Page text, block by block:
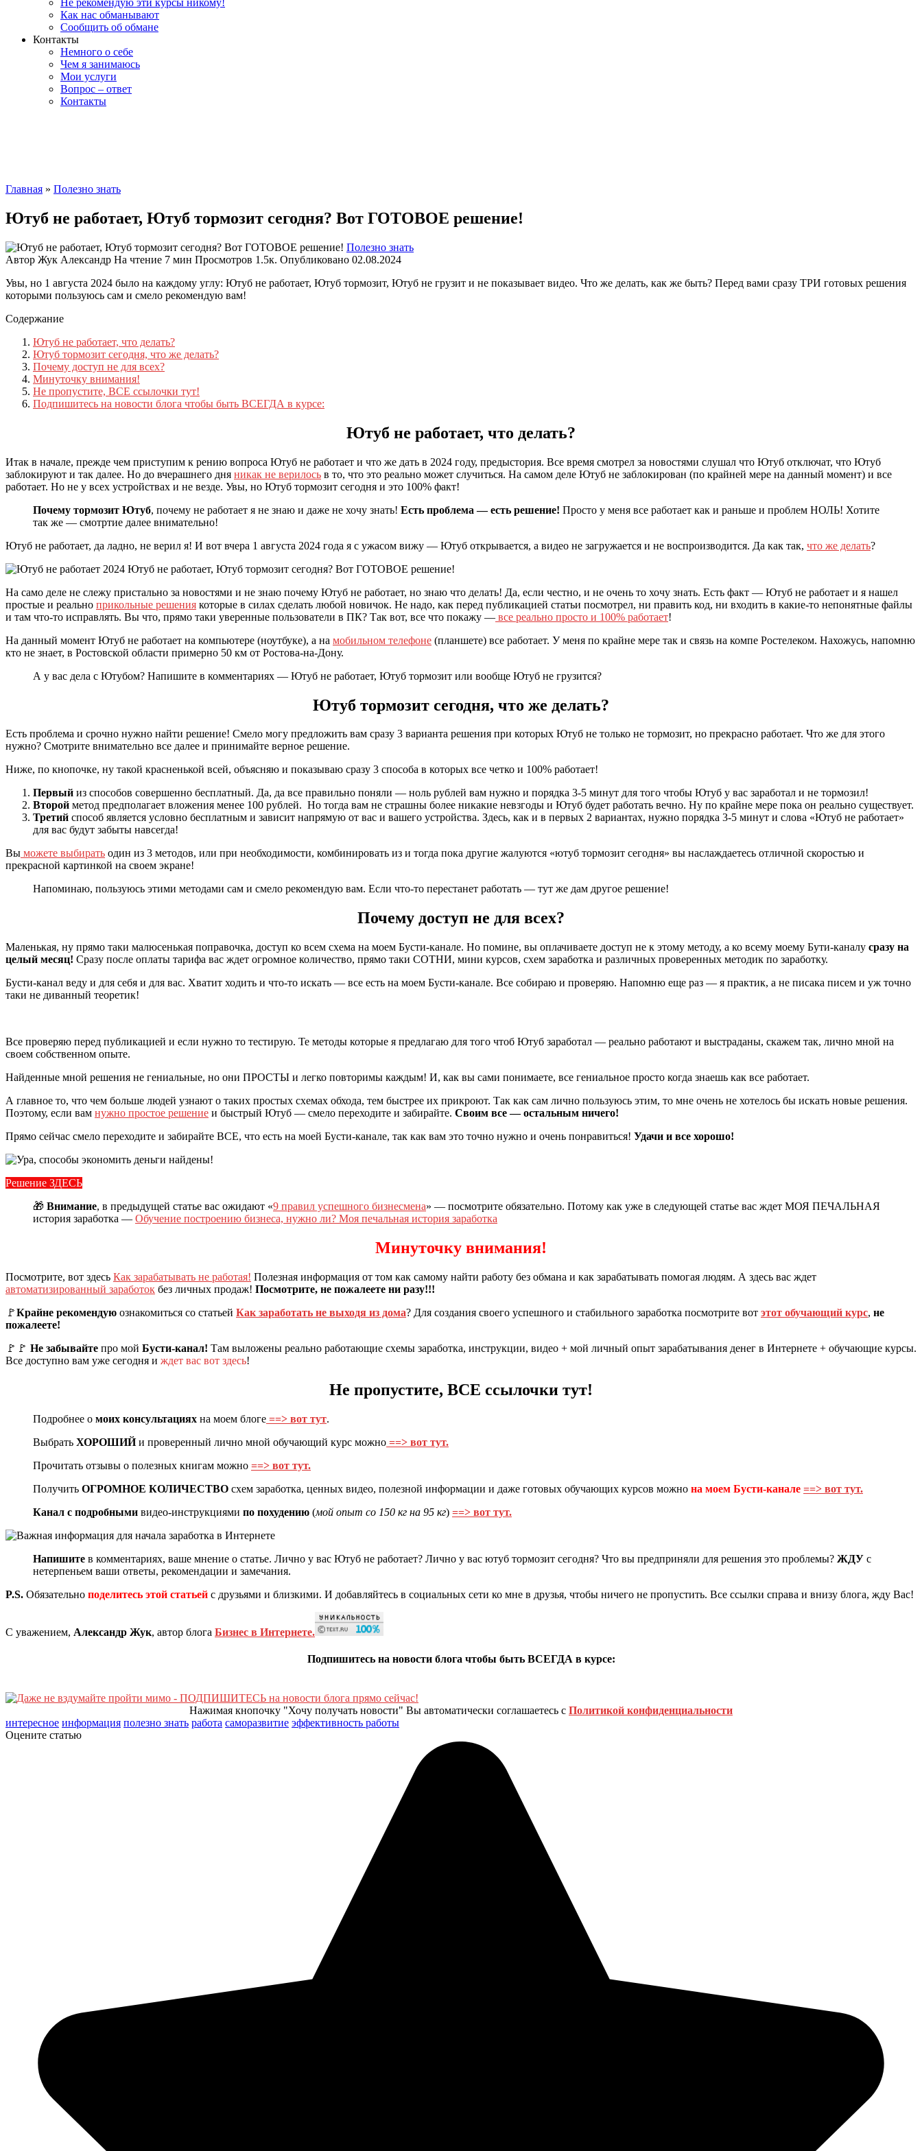
Не рекомендую эти курсы никому!
Как нас обманывают
Сообщить об обмане
Контакты
Немного о себе
Чем я занимаюсь
Мои услуги
Вопрос – ответ
Контакты
Главная » Полезно знать
Ютуб не работает, Ютуб тормозит сегодня? Вот ГОТОВОЕ решение!
Полезно знать
Автор Жук Александр На чтение 7 мин Просмотров 1.5к. Опубликовано 02.08.2024
Увы, но 1 августа 2024 было на каждому углу: Ютуб не работает, Ютуб тормозит, Ютуб не грузит и не показывает видео. Что же делать, как же быть? Перед вами сразу ТРИ готовых решения
которыми пользуюсь сам и смело рекомендую вам!
Содержание
Ютуб не работает, что делать?
Ютуб тормозит сегодня, что же делать?
Почему доступ не для всех?
Минуточку внимания!
Не пропустите, ВСЕ ссылочки тут!
Подпишитесь на новости блога чтобы быть ВСЕГДА в курсе:
Ютуб не работает, что делать?
Итак в начале, прежде чем приступим к рению вопроса Ютуб не работает и что же дать в 2024 году, предыстория. Все время смотрел за новостями слушал что Ютуб отключат, что Ютуб
заблокируют и так далее. Но до вчерашнего дня никак не верилось в то, что это реально может случиться. На самом деле Ютуб не заблокирован (по крайней мере на данный момент) и все
работает. Но не у всех устройствах и не везде. Увы, но Ютуб тормозит сегодня и это 100% факт!
Почему тормозит Ютуб, почему не работает я не знаю и даже не хочу знать! Есть проблема — есть решение! Просто у меня все работает как и раньше и проблем НОЛЬ! Хотите
так же — смотртие далее внимательно!
Ютуб не работает, да ладно, не верил я! И вот вчера 1 августа 2024 года я с ужасом вижу — Ютуб открывается, а видео не загружается и не воспроизводится. Да как так, что же делать?
На само деле не слежу пристально за новостями и не знаю почему Ютуб не работает, но знаю что делать! Да, если честно, и не очень то хочу знать. Есть факт — Ютуб не работает и я нашел
простые и реально прикольные решения которые в силах сделать любой новичок. Не надо, как перед публикацией статьи посмотрел, ни править код, ни входить в какие-то непонятные файлы
и там что-то исправлять. Вы что, прямо таки уверенные пользователи в ПК? Так вот, все что покажу — все реально просто и 100% работает!
На данный момент Ютуб не работает на компьютере (ноутбуке), а на мобильном телефоне (планшете) все работает. У меня по крайне мере так и связь на компе Ростелеком. Нахожусь, напомню
кто не знает, в Ростовской области примерно 50 км от Ростова-на-Дону.
А у вас дела с Ютубом? Напишите в комментариях — Ютуб не работает, Ютуб тормозит или вообще Ютуб не грузится?
Ютуб тормозит сегодня, что же делать?
Есть проблема и срочно нужно найти решение! Смело могу предложить вам сразу 3 варианта решения при которых Ютуб не только не тормозит, но прекрасно работает. Что же для этого
нужно? Смотрите внимательно все далее и принимайте верное решение.
Ниже, по кнопочке, ну такой красненькой всей, объясняю и показываю сразу 3 способа в которых все четко и 100% работает!
Первый из способов совершенно бесплатный. Да, да все правильно поняли — ноль рублей вам нужно и порядка 3-5 минут для того чтобы Ютуб у вас заработал и не тормозил!
Второй метод предполагает вложения менее 100 рублей. Но тогда вам не страшны более никакие невзгоды и Ютуб будет работать вечно. Ну по крайне мере пока он реально существует.
Третий способ является условно бесплатным и зависит напрямую от вас и вашего устройства. Здесь, как и в первых 2 вариантах, нужно порядка 3-5 минут и слова «Ютуб не работает»
для вас будут забыты навсегда!
Вы можете выбирать один из 3 методов, или при необходимости, комбинировать из и тогда пока другие жалуются «ютуб тормозит сегодня» вы наслаждаетесь отличной скоростью и
прекрасной картинкой на своем экране!
Напоминаю, пользуюсь этими методами сам и смело рекомендую вам. Если что-то перестанет работать — тут же дам другое решение!
Почему доступ не для всех?
Маленькая, ну прямо таки малюсенькая поправочка, доступ ко всем схема на моем Бусти-канале. Но помине, вы оплачиваете доступ не к этому методу, а ко всему моему Бути-каналу сразу на
целый месяц! Сразу после оплаты тарифа вас ждет огромное количество, прямо таки СОТНИ, мини курсов, схем заработка и различных проверенных методик по заработку.
Бусти-канал веду и для себя и для вас. Хватит ходить и что-то искать — все есть на моем Бусти-канале. Все собираю и проверяю. Напомню еще раз — я практик, а не писака писем и уж точно
таки не диванный теоретик!
Все проверяю перед публикацией и если нужно то тестирую. Те методы которые я предлагаю для того чтоб Ютуб заработал — реально работают и выстраданы, скажем так, лично мной на
своем собственном опыте.
Найденные мной решения не гениальные, но они ПРОСТЫ и легко повторимы каждым! И, как вы сами понимаете, все гениальное просто когда знаешь как все работает.
А главное то, что чем больше людей узнают о таких простых схемах обхода, тем быстрее их прикроют. Так как сам лично пользуюсь этим, то мне очень не хотелось бы искать новые решения.
Поэтому, если вам нужно простое решение и быстрый Ютуб — смело переходите и забирайте. Своим все — остальным ничего!
Прямо сейчас смело переходите и забирайте ВСЕ, что есть на моей Бусти-канале, так как вам это точно нужно и очень понравиться! Удачи и все хорошо!
Решение ЗДЕСЬ
🎁 Внимание, в предыдущей статье вас ожидают «9 правил успешного бизнесмена» — посмотрите обязательно. Потому как уже в следующей статье вас ждет МОЯ ПЕЧАЛЬНАЯ
история заработка — Обучение построению бизнеса, нужно ли? Моя печальная история заработка
Минуточку внимания!
Посмотрите, вот здесь Как зарабатывать не работая! Полезная информация от том как самому найти работу без обмана и как зарабатывать помогая людям. А здесь вас ждет
автоматизированный заработок без личных продаж! Посмотрите, не пожалеете ни разу!!!
🚩Крайне рекомендую ознакомиться со статьей Как заработать не выходя из дома? Для создания своего успешного и стабильного заработка посмотрите вот этот обучающий курс, не
пожалеете!
🚩🚩 Не забывайте про мой Бусти-канал! Там выложены реально работающие схемы заработка, инструкции, видео + мой личный опыт зарабатывания денег в Интернете + обучающие курсы.
Все доступно вам уже сегодня и ждет вас вот здесь!
Не пропустите, ВСЕ ссылочки тут!
Подробнее о моих консультациях на моем блоге ==> вот тут.
Выбрать ХОРОШИЙи проверенный лично мной обучающий курс можно ==> вот тут.
Прочитать отзывы о полезных книгам можно ==> вот тут.
Получить ОГРОМНОЕ КОЛИЧЕСТВО схем заработка, ценных видео, полезной информации и даже готовых обучающих курсов можно на моем Бусти-канале ==> вот тут.
Канал с подробными видео-инструкциями по похудению (мой опыт со 150 кг на 95 кг) ==> вот тут.
Напишите в комментариях, ваше мнение о статье. Лично у вас Ютуб не работает? Лично у вас ютуб тормозит сегодня? Что вы предприняли для решения это проблемы? ЖДУ с
нетерпеньем ваши ответы, рекомендации и замечания.
P.S. Обязательно поделитесь этой статьей с друзьями и близкими. И добавляйтесь в социальных сети ко мне в друзья, чтобы ничего не пропустить. Все ссылки справа и внизу блога, жду Вас!
С уважением, Александр Жук, автор блога Бизнес в Интернете.
Подпишитесь на новости блога чтобы быть ВСЕГДА в курсе:
Нажимая кнопочку "Хочу получать новости" Вы автоматически соглашаетесь с Политикой конфиденциальности
интересное информация полезно знать работа саморазвитие эффективность работы
Оцените статью